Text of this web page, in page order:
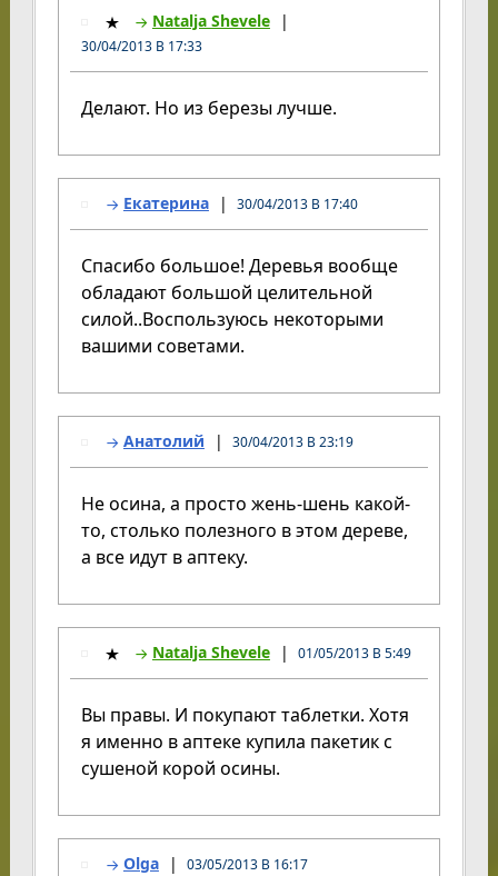
Natalja Shevele
30/04/2013 В 17:33
Делают. Но из березы лучше.
Екатерина 30/04/2013 В 17:40
Спасибо большое! Деревья вообще
обладают большой целительной
силой..Воспользуюсь некоторыми
вашими советами.
Анатолий 30/04/2013 В 23:19
Не осина, а просто жень-шень какой-
то, столько полезного в этом дереве,
а все идут в аптеку.
Natalja Shevele 01/05/2013 В 5:49
Вы правы. И покупают таблетки. Хотя
я именно в аптеке купила пакетик с
сушеной корой осины.
Olga 03/05/2013 В 16:17